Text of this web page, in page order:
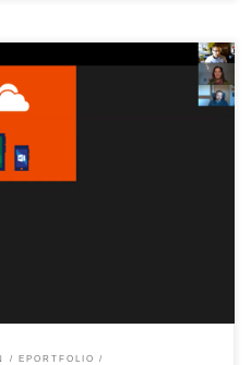
Weiterbildung für die
Plan des BMBWF an der PH NÖ.
Online Sprechstunde vom Dezember
Word – Diktieren, Editor und
in Word können Sie Ihre Gedanken
Reader verbessert das Leseerlebnis
können Sie Ihre Arbeitsblätter
in Ihrem Team fördern. PowerPoint
EPORTFOLIO